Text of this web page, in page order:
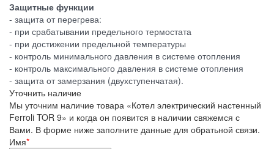
Защитные функции
- защита от перегрева:
- при срабатывании предельного термостата
- при достижении предельной температуры
- контроль минимального давления в системе отопления
- контроль максимального давления в системе отопления
- защита от замерзания (двухступенчатая).
Уточнить наличие
Мы уточним наличие товара «Котел электрический настенный
Ferroli TOR 9» и когда он появится в наличии свяжемся с
Вами. В форме ниже заполните данные для обратьной связи.
Имя*